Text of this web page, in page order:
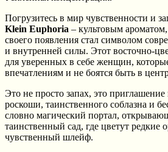
Погрузитесь в мир чувственности и
Klein Euphoria – культовым
своего появления стал символом
и внутренней силы. Этот восточно-
для уверенных в себе женщин,
впечатлениям и не боятся быть в
Это не просто запах, это
роскоши, таинственного соблазна и
словно магический портал,
таинственный сад, где цветут редкие
чувственный шлейф.